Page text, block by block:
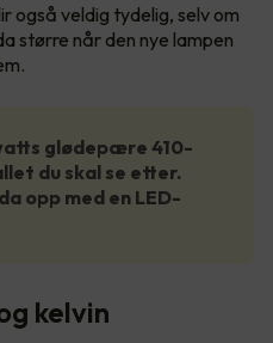
også veldig tydelig, selv om
større når den nye lampen
glødepære 410-
du skal se etter.
opp med en LED-
kelvin